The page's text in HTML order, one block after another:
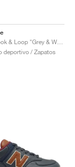
deportivo / Zapatos